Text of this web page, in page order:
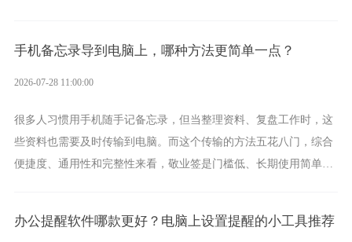
手机备忘录导到电脑上，哪种方法更简单一点？
2026-07-28 11:00:00
很多人习惯用手机随手记备忘录，但当整理资料、复盘工作时，这
些资料也需要及时传输到电脑。而这个传输的方法五花八门，综合
便捷度、通用性和完整性来看，敬业签是门槛低、长期使用简单的
办公提醒软件哪款更好？电脑上设置提醒的小工具推荐